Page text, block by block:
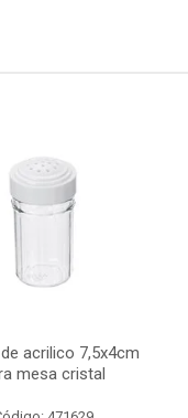
acrilico 7,5x4cm
mesa cristal